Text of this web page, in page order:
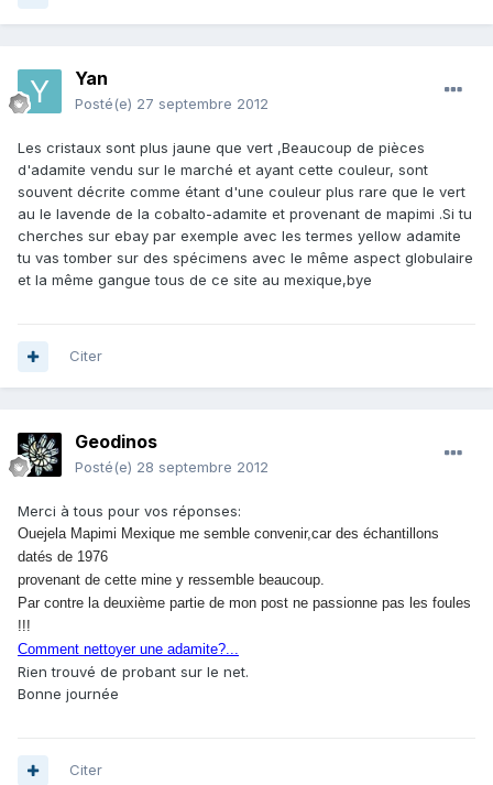
Yan
Posté(e) 27 septembre 2012
Les cristaux sont plus jaune que vert ,Beaucoup de pièces
d'adamite vendu sur le marché et ayant cette couleur, sont
souvent décrite comme étant d'une couleur plus rare que le vert
au le lavende de la cobalto-adamite et provenant de mapimi .Si tu
cherches sur ebay par exemple avec les termes yellow adamite
tu vas tomber sur des spécimens avec le même aspect globulaire
et la même gangue tous de ce site au mexique,bye
Citer
Geodinos
Posté(e) 28 septembre 2012
Merci à tous pour vos réponses:
Ouejela Mapimi Mexique me semble convenir,car des échantillons
datés de 1976
provenant de cette mine y ressemble beaucoup.
Par contre la deuxième partie de mon post ne passionne pas les foules
!!!
Comment nettoyer une adamite?...
Rien trouvé de probant sur le net.
Bonne journée
Citer